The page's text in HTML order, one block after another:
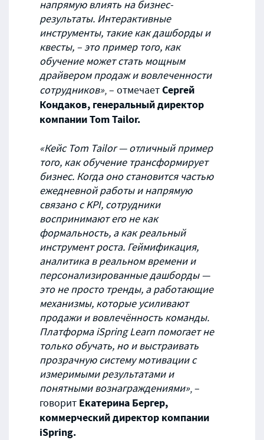
напрямую влиять на бизнес-
результаты. Интерактивные
инструменты, такие как дашборды и
квесты, – это пример того, как
обучение может стать мощным
драйвером продаж и вовлеченности
сотрудников», – отмечаетСергей
Кондаков, генеральный директор
компании Tom Tailor.
«Кейс Tom Tailor — отличный пример
того, как обучение трансформирует
бизнес. Когда оно становится частью
ежедневной работы и напрямую
связано с KPI, сотрудники
воспринимают его не как
формальность, а как реальный
инструмент роста. Геймификация,
аналитика в реальном времени и
персонализированные дашборды —
это не просто тренды, а работающие
механизмы, которые усиливают
продажи и вовлечённость команды.
Платформа iSpring Learn помогает не
только обучать, но и выстраивать
прозрачную систему мотивации с
измеримыми результатами и
понятными вознаграждениями», –
говорит Екатерина Бергер,
коммерческий директор компании
iSpring.